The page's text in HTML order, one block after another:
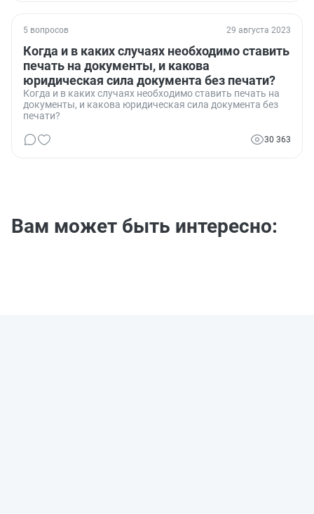
5 вопросов 29 августа 2023
Когда и в каких случаях необходимо ставить
печать на документы, и какова
юридическая сила документа без печати?
Когда и в каких случаях необходимо ставить печать на
документы, и какова юридическая сила документа без
печати?
30 363
Вам может быть интересно: